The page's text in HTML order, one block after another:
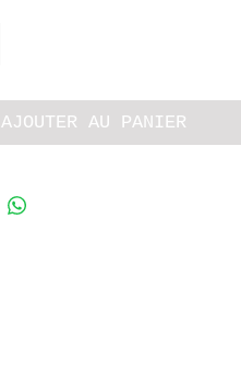
AJOUTER AU PANIER